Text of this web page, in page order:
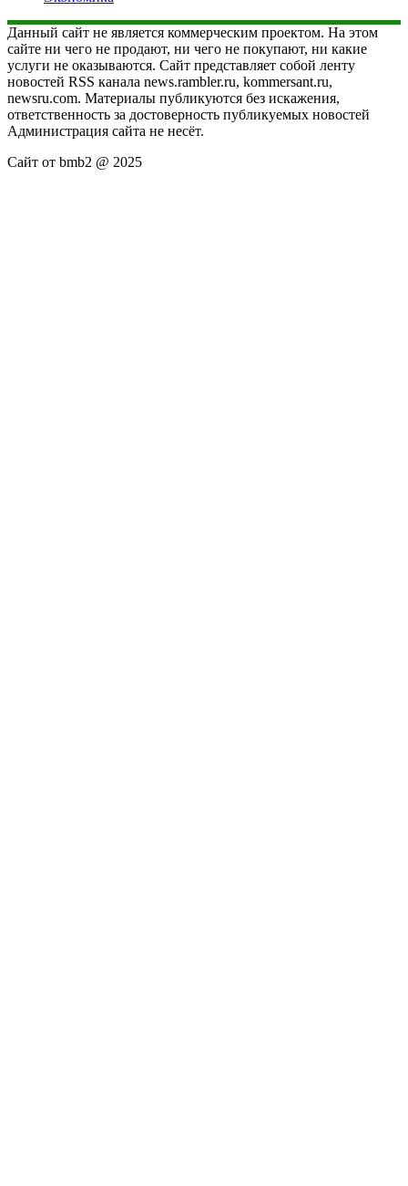
Данный сайт не является коммерческим проектом. На этом
сайте ни чего не продают, ни чего не покупают, ни какие
услуги не оказываются. Сайт представляет собой ленту
новостей RSS канала news.rambler.ru, kommersant.ru,
newsru.com. Материалы публикуются без искажения,
ответственность за достоверность публикуемых новостей
Администрация сайта не несёт.
Сайт от bmb2 @ 2025